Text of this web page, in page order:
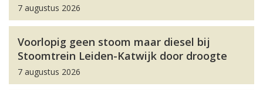
7 augustus 2026
Voorlopig geen stoom maar diesel bij
Stoomtrein Leiden-Katwijk door droogte
7 augustus 2026